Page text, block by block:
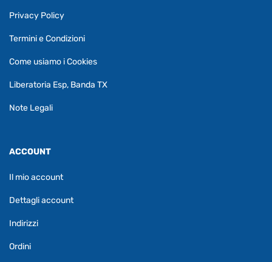
Privacy Policy
Termini e Condizioni
Come usiamo i Cookies
Liberatoria Esp, Banda TX
Note Legali
ACCOUNT
Il mio account
Dettagli account
Indirizzi
Ordini